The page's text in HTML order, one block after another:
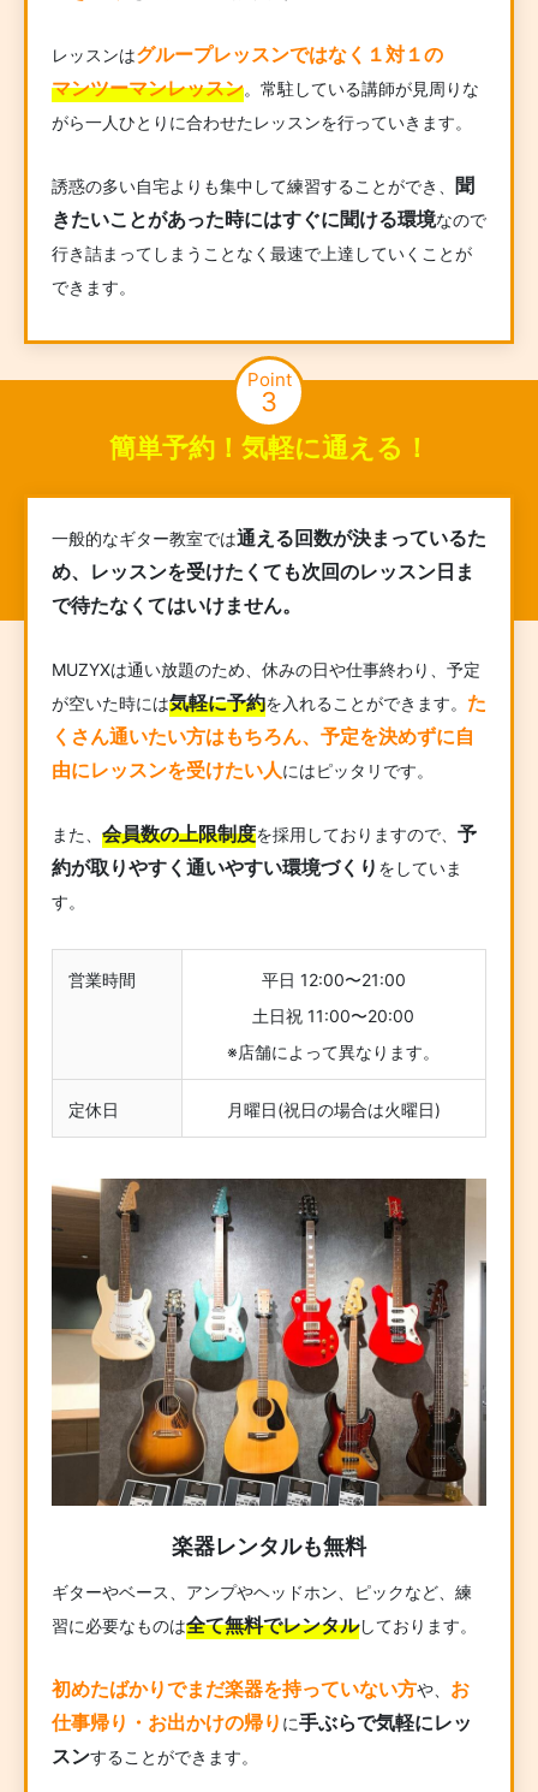
レッスンはグループレッスンではなく１対１の
マンツーマンレッスン。常駐している講師が見周りな
がら一人ひとりに合わせたレッスンを行っていきます。
誘惑の多い自宅よりも集中して練習することができ、
聞
きたいことがあった時にはすぐに聞ける環境なので
行き詰まってしまうことなく最速で上達していくことが
できます。
Point
3
簡単予約！気軽に通える！
一般的なギター教室では通える回数が決まっているた
め、レッスンを受けたくても次回のレッスン日ま
で待たなくてはいけません。
MUZYXは通い放題のため、休みの日や仕事終わり、予定
が空いた時には気軽に予約を入れることができます。 た
くさん通いたい方はもちろん、予定を決めずに自
由にレッスンを受けたい人にはピッタリです。
また、 会員数の上限制度を採用しておりますので、 予
約が取りやすく通いやすい環境づくり をしていま
す。
営業時間
平日 12:00〜21:00
土日祝 11:00〜20:00
※店舗によって異なります。
定休日 月曜日(祝日の場合は火曜日)
楽器レンタルも無料
ギターやベース、アンプやヘッドホン、ピックなど、練
習に必要なものは全て無料でレンタルしております。
初めたばかりでまだ楽器を持っていない方や、 お
仕事帰り・お出かけの帰り に手ぶらで気軽にレッ
スンすることができます。